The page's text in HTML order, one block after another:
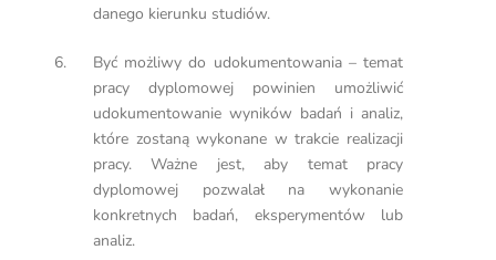
danego kierunku studiów.
Być możliwy do udokumentowania – temat
pracy dyplomowej powinien umożliwić
udokumentowanie wyników badań i analiz,
które zostaną wykonane w trakcie realizacji
pracy. Ważne jest, aby temat pracy
dyplomowej pozwalał na wykonanie
konkretnych badań, eksperymentów lub
analiz.